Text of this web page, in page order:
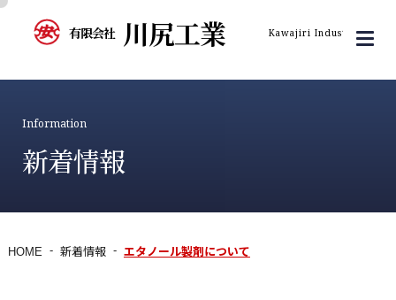
有限会社 川尻工業 Kawajiri Industry Inc.
Information
新着情報
HOME 新着情報 エタノール製剤について